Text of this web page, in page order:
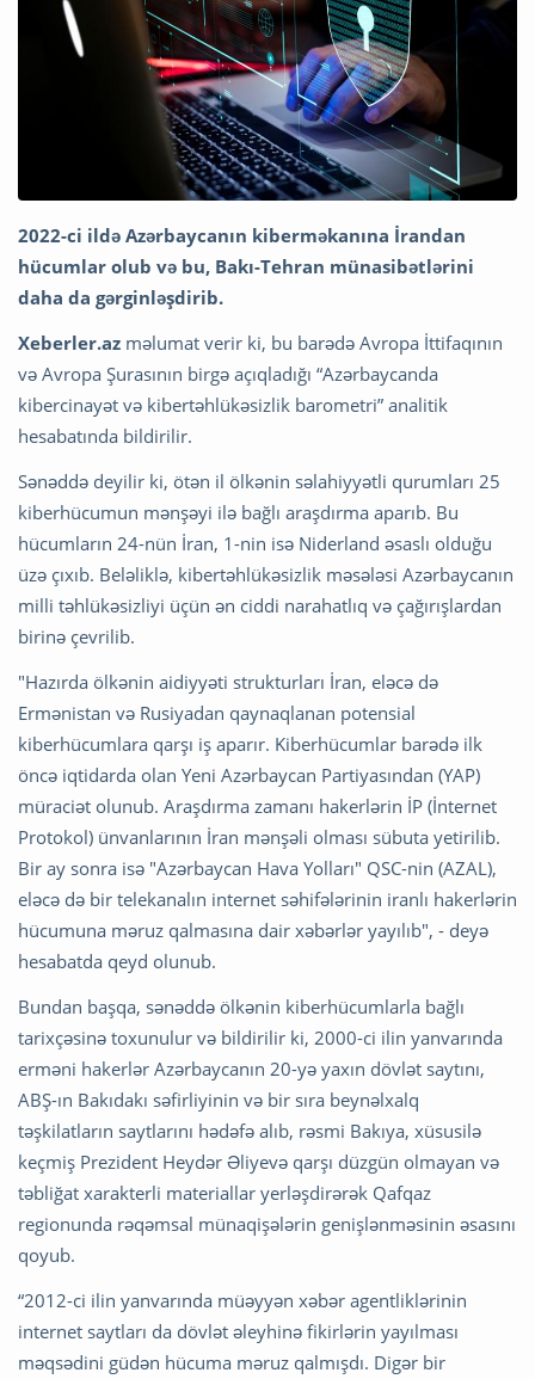
2022-ci ildə Azərbaycanın kiberməkanına İrandan
hücumlar olub və bu, Bakı-Tehran münasibətlərini
daha da gərginləşdirib.
Xeberler.az məlumat verir ki, bu barədə Avropa İttifaqının
və Avropa Şurasının birgə açıqladığı “Azərbaycanda
kibercinayət və kibertəhlükəsizlik barometri” analitik
hesabatında bildirilir.
Sənəddə deyilir ki, ötən il ölkənin səlahiyyətli qurumları 25
kiberhücumun mənşəyi ilə bağlı araşdırma aparıb. Bu
hücumların 24-nün İran, 1-nin isə Niderland əsaslı olduğu
üzə çıxıb. Beləliklə, kibertəhlükəsizlik məsələsi Azərbaycanın
milli təhlükəsizliyi üçün ən ciddi narahatlıq və çağırışlardan
birinə çevrilib.
"Hazırda ölkənin aidiyyəti strukturları İran, eləcə də
Ermənistan və Rusiyadan qaynaqlanan potensial
kiberhücumlara qarşı iş aparır. Kiberhücumlar barədə ilk
öncə iqtidarda olan Yeni Azərbaycan Partiyasından (YAP)
müraciət olunub. Araşdırma zamanı hakerlərin İP (İnternet
Protokol) ünvanlarının İran mənşəli olması sübuta yetirilib.
Bir ay sonra isə "Azərbaycan Hava Yolları" QSC-nin (AZAL),
eləcə də bir telekanalın internet səhifələrinin iranlı hakerlərin
hücumuna məruz qalmasına dair xəbərlər yayılıb", - deyə
hesabatda qeyd olunub.
Bundan başqa, sənəddə ölkənin kiberhücumlarla bağlı
tarixçəsinə toxunulur və bildirilir ki, 2000-ci ilin yanvarında
erməni hakerlər Azərbaycanın 20-yə yaxın dövlət saytını,
ABŞ-ın Bakıdakı səfirliyinin və bir sıra beynəlxalq
təşkilatların saytlarını hədəfə alıb, rəsmi Bakıya, xüsusilə
keçmiş Prezident Heydər Əliyevə qarşı düzgün olmayan və
təbliğat xarakterli materiallar yerləşdirərək Qafqaz
regionunda rəqəmsal münaqişələrin genişlənməsinin əsasını
qoyub.
“2012-ci ilin yanvarında müəyyən xəbər agentliklərinin
internet saytları da dövlət əleyhinə fikirlərin yayılması
məqsədini güdən hücuma məruz qalmışdı. Digər bir